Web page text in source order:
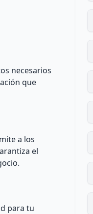
necesarios
que
a los
el
para tu